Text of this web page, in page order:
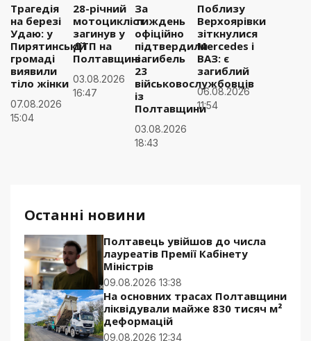
Останні новини
Полтавець увійшов до числа
лауреатів Премії Кабінету
Міністрів
09.08.2026 13:38
На основних трасах Полтавщини
ліквідували майже 830 тисяч м²
деформацій
09.08.2026 12:34
Трагедія
на березі
Удаю: у
Пирятинській
громаді
виявили
тіло жінки
07.08.2026
15:04
28-річний
мотоцикліст
загинув у
ДТП на
Полтавщині
03.08.2026
16:47
За
тиждень
офіційно
підтвердили
загибель
23
військовослужбовців
із
Полтавщини
03.08.2026
18:43
Поблизу
Верхоярівки
зіткнулися
Mercedes і
ВАЗ: є
загиблий
06.08.2026
11:54